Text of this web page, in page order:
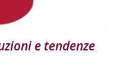
e tendenze